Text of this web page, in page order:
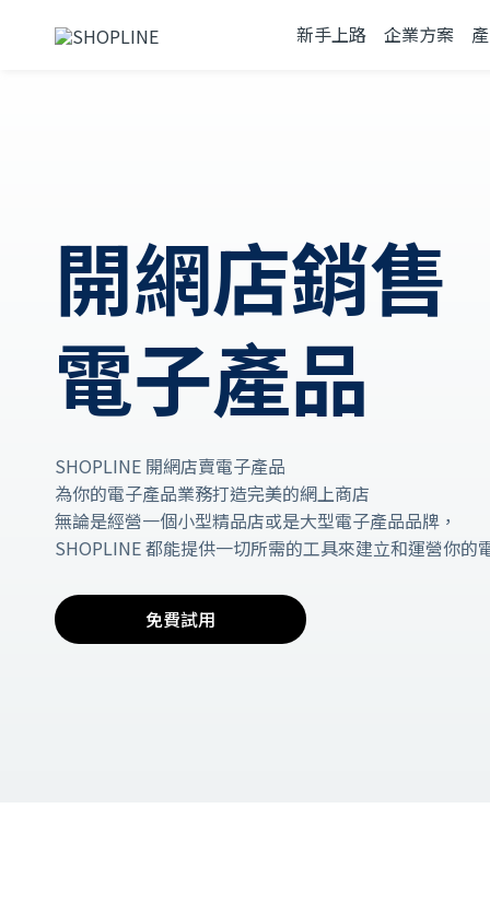
新手上路 企業方案
開網店銷售
電子產品
SHOPLINE 開網店賣電子產品
為你的電子產品業務打造完美的網上商店
無論是經營一個小型精品店或是大型電子產品品牌，
SHOPLINE 都能提供一切所需的工具來建立和運營你的
免費試用